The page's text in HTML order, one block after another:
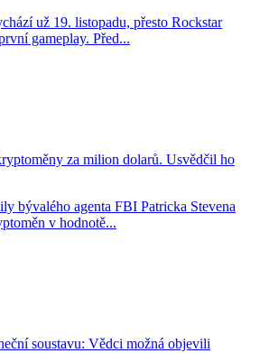
už 19. listopadu, přesto Rockstar
gameplay. Před...
za milion dolarů. Usvědčil ho
bývalého agenta FBI Patricka Stevena
v hodnotě...
soustavu: Vědci možná objevili